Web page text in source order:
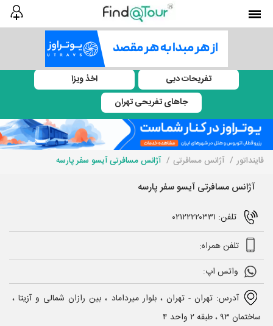
تفریحات دبی
اخذ ویزا
جاهای تفریحی تهران
فاینداتور آژانس مسافرتی آژانس مسافرتی آیسو سفر پارسه
آژانس مسافرتی آیسو سفر پارسه
تلفن: ۰۲۱۲۲۲۲۰۳۳۱
تلفن همراه:
واتس اپ:
آدرس: تهران - تهران ، بلوار میرداماد ، بین رازان شمالی و آزیتا ،
ساختمان ۹۳ ، طبقه ۲ واحد ۴